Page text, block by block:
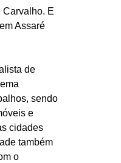
Carvalho. E
Assaré
de
sendo
e
cidades
também
o